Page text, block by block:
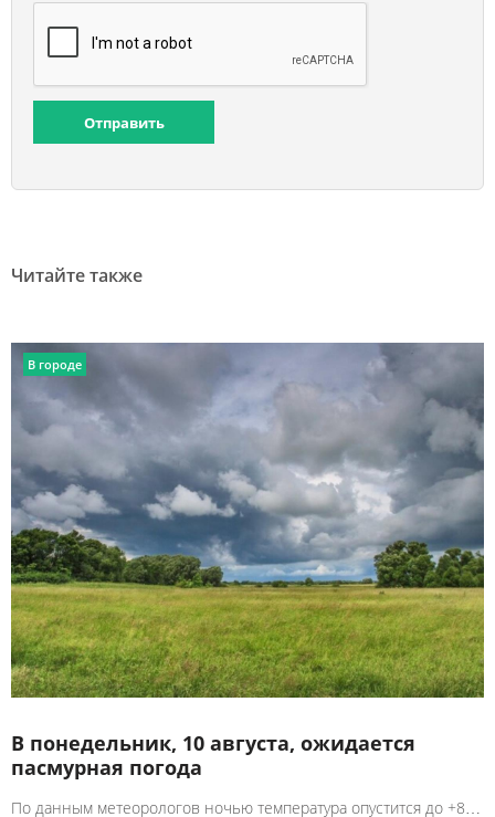
Отправить
Читайте также
В городе
В понедельник, 10 августа, ожидается
пасмурная погода
По данным метеорологов ночью температура опустится до +8…